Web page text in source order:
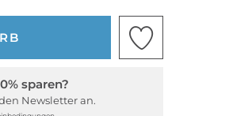
sparen?
Newsletter an.